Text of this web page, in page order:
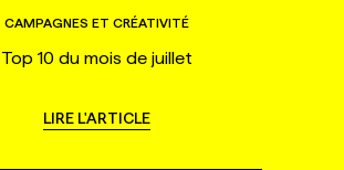
CAMPAGNES ET CRÉATIVITÉ
Top 10 du mois de juillet
LIRE L'ARTICLE